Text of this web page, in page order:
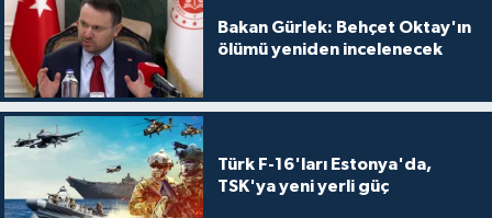
Bakan Gürlek: Behçet Oktay'ın
ölümü yeniden incelenecek
Türk F-16'ları Estonya'da,
TSK'ya yeni yerli güç